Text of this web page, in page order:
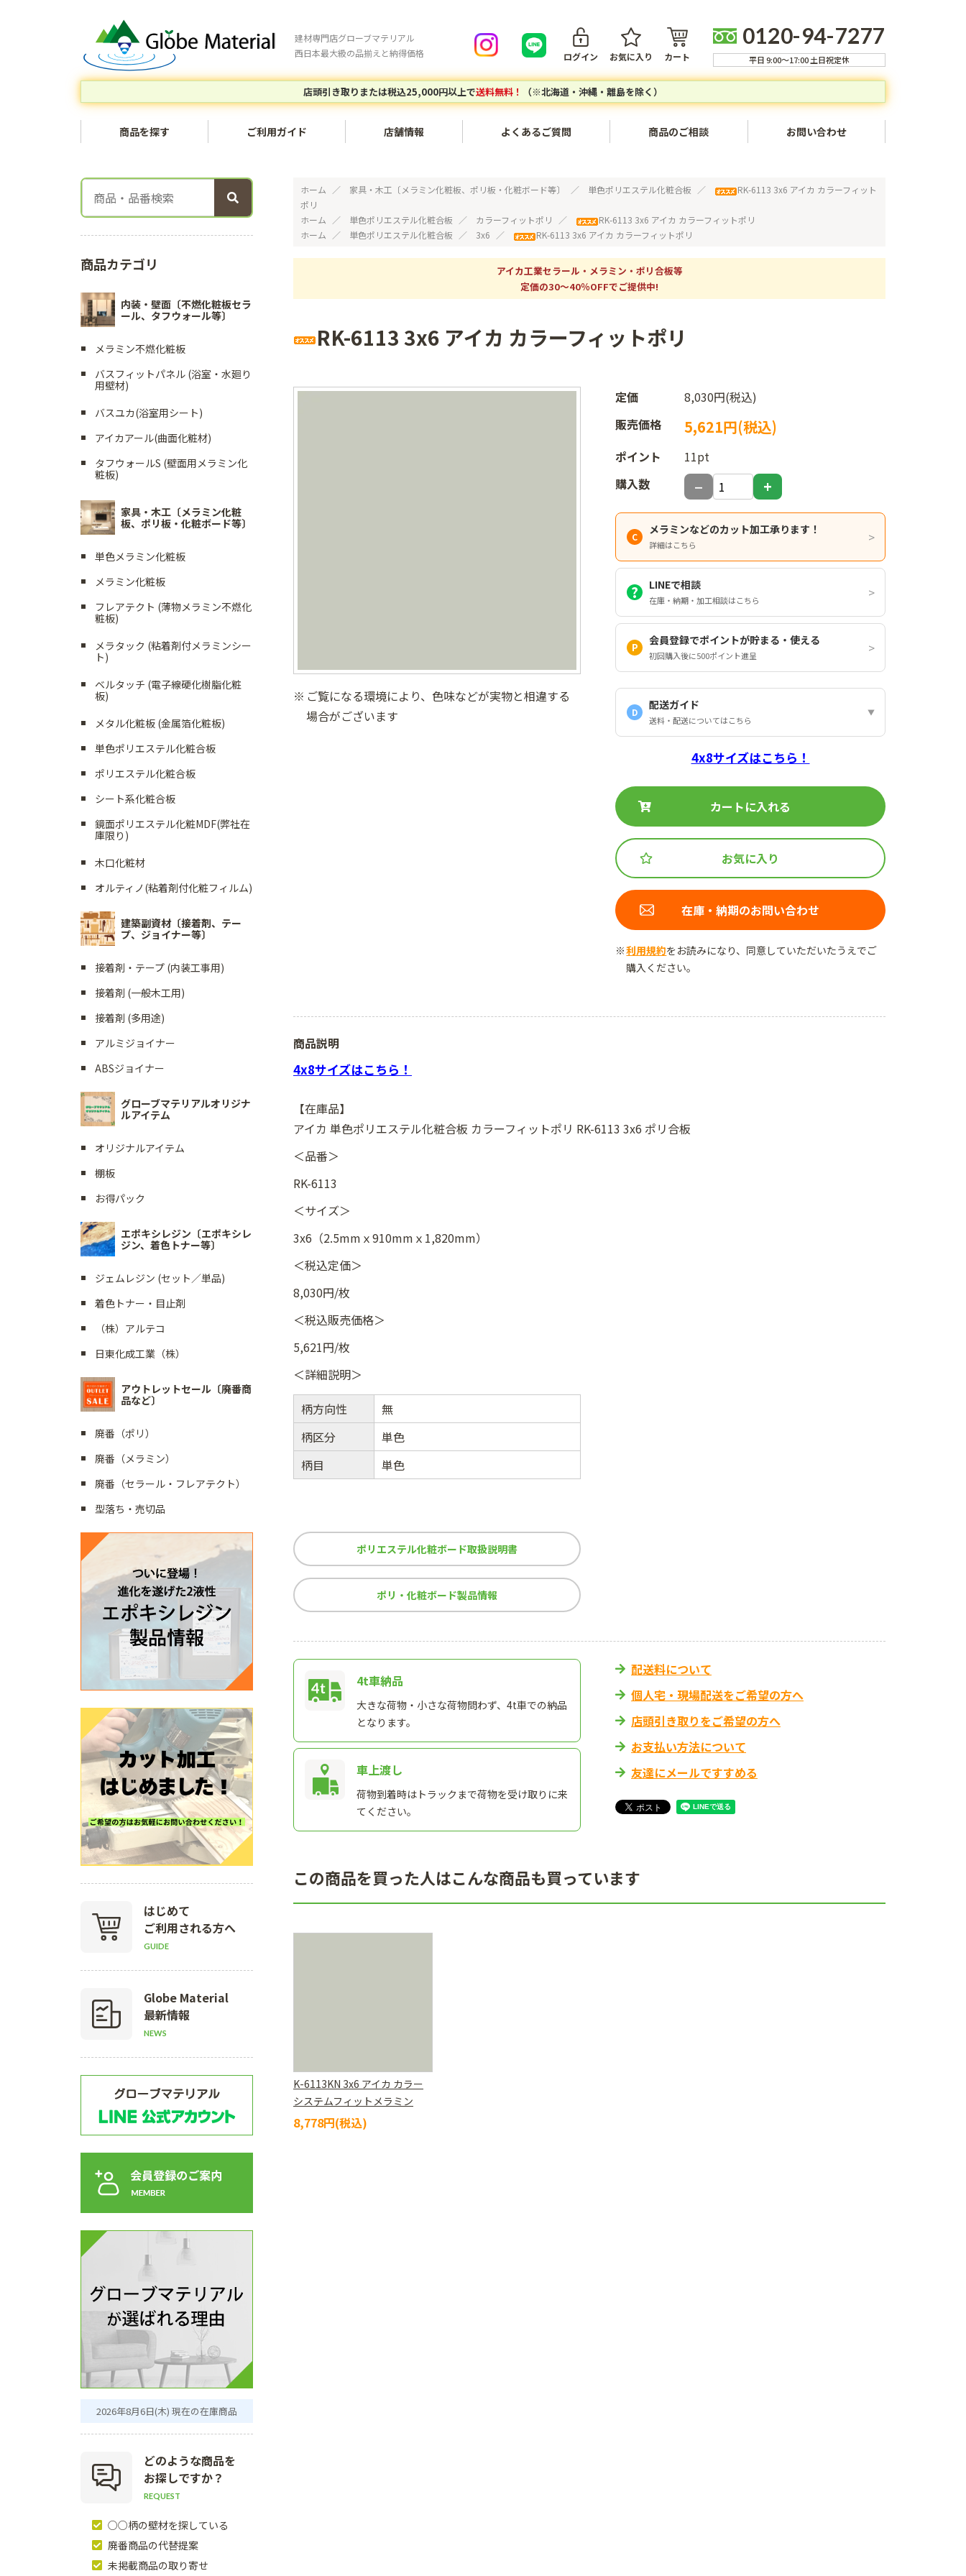
建材専門店グローブマテリアル
西日本最大級の品揃えと納得価格
ログイン お気に入り カート
0120-94-7277
平日 9:00～17:00 土日祝定休
店頭引き取りまたは税込25,000円以上で送料無料！ （※北海道・沖縄・離島を除く）
商品を探す
内装・壁面〔不燃化粧板セラ
ール、タフウォール等〕
家具・木工〔メラミン化粧
建築副資材〔接着剤、テー
グローブマテリアルオリジナ
アウトレットセール〔廃番商
ご利用ガイド
会員登録について
ご注文キャンセルについて
ご注文の流れ
対応エリア
配送について
個人宅・現場配送について
配送料について
店頭引き取りについて
返品について
店舗情報 よくあるご質問 商品のご相談 お問い合わせ
ホーム 家具・木工〔メラミン化粧板、ポリ板・化粧ボード等〕 単色ポリエステル化粧合板
RK-6113 3x6 アイカ カラーフィット
ポリ
ホーム
単色ポリエステル化粧合板 カラーフィットポリ
RK-6113 3x6 アイカ カラーフィットポリ
ホーム
単色ポリエステル化粧合板 3x6 RK-6113 3x6 アイカ カラーフィットポリ
アイカ工業セラール・メラミン・ポリ合板等
定価の30～40％OFFでご提供中!
RK-6113 3x6 アイカ カラーフィットポリ
ご覧になる環境により、色味などが実物と相違する
場合がございます
定価
8,030円(税込)
販売価格
5,621円(税込)
ポイント
11pt
購入数
メラミンなどのカット加工承ります！
詳細はこちら
LINEで相談
在庫・納期・加工相談はこちら
会員登録でポイントが貯まる・使える
初回購入後に500ポイント進呈
D
配送ガイド
送料・配送についてはこちら
4x8サイズはこちら！
カートに入れる
お気に入り
在庫・納期のお問い合わせ
利用規約をお読みになり、同意していただいたうえでご
購入ください。
商品説明
4x8サイズはこちら！
【在庫品】
アイカ 単色ポリエステル化粧合板 カラーフィットポリ RK-6113 3x6 ポリ合板
＜品番＞
RK-6113
＜サイズ＞
3x6（2.5mmｘ910mmｘ1,820mm）
＜税込定価＞
8,030円/枚
＜税込販売価格＞
5,621円/枚
＜詳細説明＞
柄方向性
無
柄区分
単色
柄目
単色
ポリエステル化粧ボード取扱説明書
ポリ・化粧ボード製品情報
4t車納品
大きな荷物・小さな荷物問わず、4t車での納品
となります。
車上渡し
荷物到着時はトラックまで荷物を受け取りに来
てください。
配送料について
個人宅・現場配送をご希望の方へ
店頭引き取りをご希望の方へ
お支払い方法について
友達にメールですすめる
この商品を買った人はこんな商品も買っています
K-6113KN 3x6 アイカ カラー
システムフィットメラミン
8,778円(税込)
商品カテゴリ
内装・壁面〔不燃化粧板セラ
ール、タフウォール等〕
メラミン不燃化粧板
バスフィットパネル (浴室・水廻り
用壁材)
バスユカ(浴室用シート)
アイカアール(曲面化粧材)
タフウォールS (壁面用メラミン化
粧板)
家具・木工〔メラミン化粧
板、ポリ板・化粧ボード等〕
単色メラミン化粧板
メラミン化粧板
フレアテクト (薄物メラミン不燃化
粧板)
メラタック (粘着剤付メラミンシー
ト)
ベルタッチ (電子線硬化樹脂化粧
板)
メタル化粧板 (金属箔化粧板)
単色ポリエステル化粧合板
ポリエステル化粧合板
シート系化粧合板
鏡面ポリエステル化粧MDF(弊社在
庫限り)
木口化粧材
オルティノ(粘着剤付化粧フィルム)
建築副資材〔接着剤、テー
プ、ジョイナー等〕
接着剤・テープ (内装工事用)
接着剤 (一般木工用)
接着剤 (多用途)
アルミジョイナー
ABSジョイナー
グローブマテリアルオリジナ
ルアイテム
オリジナルアイテム
棚板
お得パック
エポキシレジン〔エポキシレ
ジン、着色トナー等〕
ジェムレジン (セット／単品)
着色トナー・目止剤
（株）アルテコ
日東化成工業（株）
アウトレットセール〔廃番商
品など〕
廃番（ポリ）
廃番（メラミン）
廃番（セラール・フレアテクト）
型落ち・売切品
はじめて
ご利用される方へ
GUIDE
Globe Material
最新情報
NEWS
2026年8月6日(木) 現在の在庫商品
どのような商品を
お探しですか？
REQUEST
○○柄の壁材を探している
廃番商品の代替提案
未掲載商品の取り寄せ